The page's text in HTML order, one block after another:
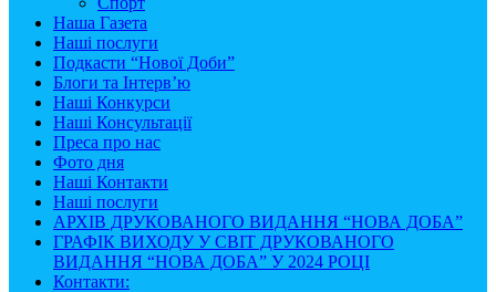
Наша Газета
Наші послуги
Подкасти “Нової Доби”
Блоги та Інтерв’ю
Наші Конкурси
Наші Консультації
Преса про нас
Фото дня
Наші Контакти
Наші послуги
АРХІВ ДРУКОВАНОГО ВИДАННЯ “НОВА ДОБА”
ГРАФІК ВИХОДУ У СВІТ ДРУКОВАНОГО
ВИДАННЯ “НОВА ДОБА” У 2024 РОЦІ
Контакти: